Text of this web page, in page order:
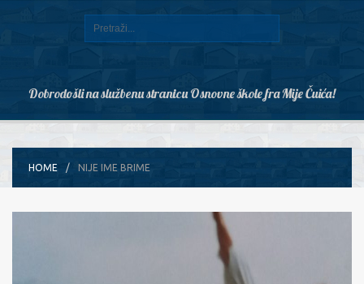
Dobrodošli na službenu stranicu Osnovne škole fra Mije Čuića!
HOME NIJE IME BRIME